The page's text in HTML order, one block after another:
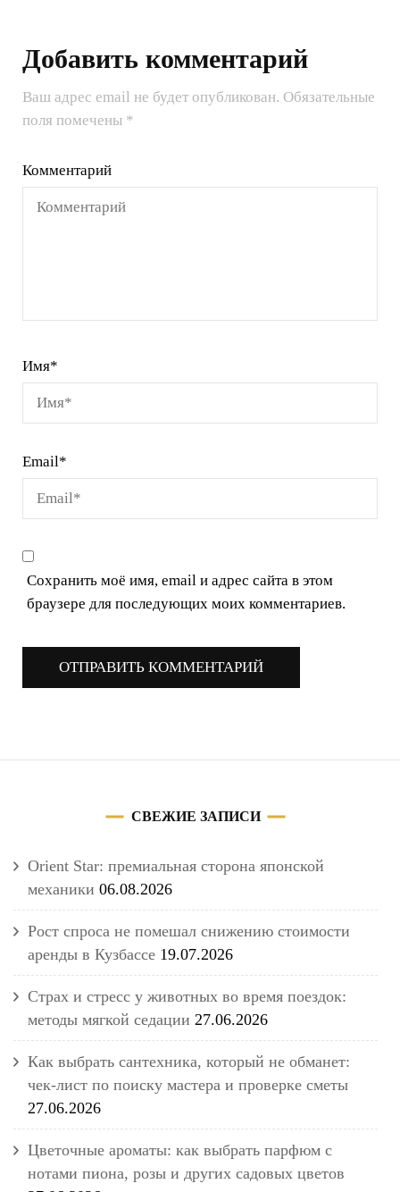
Добавить комментарий
Ваш адрес email не будет опубликован. Обязательные
поля помечены *
Комментарий
Имя*
Email*
Сохранить моё имя, email и адрес сайта в этом
браузере для последующих моих комментариев.
СВЕЖИЕ ЗАПИСИ
Orient Star: премиальная сторона японской
механики 06.08.2026
Рост спроса не помешал снижению стоимости
аренды в Кузбассе 19.07.2026
Страх и стресс у животных во время поездок:
методы мягкой седации 27.06.2026
Как выбрать сантехника, который не обманет:
чек-лист по поиску мастера и проверке сметы
27.06.2026
Цветочные ароматы: как выбрать парфюм с
нотами пиона, розы и других садовых цветов